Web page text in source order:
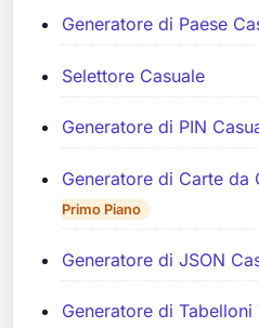
Generatore di Paese
Selettore Casuale
Generatore di PIN
Generatore di Carte da
Primo Piano
Generatore di JSON
Generatore di Tabelloni